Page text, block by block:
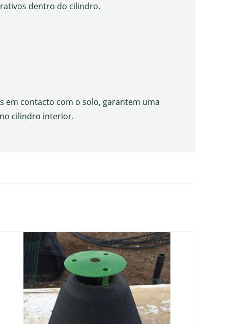
dentro do cilindro.
em contacto com o solo, garantem uma
cilindro interior.